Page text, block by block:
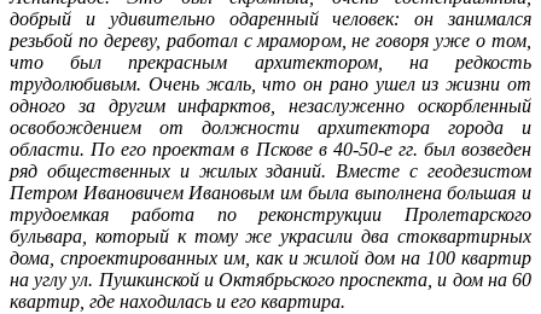
добрый и удивительно одаренный человек: он занимался
резьбой по дереву, работал с мрамором, не говоря уже о том,
что был прекрасным архитектором, на редкость
трудолюбивым. Очень жаль, что он рано ушел из жизни от
одного за другим инфарктов, незаслуженно оскорбленный
освобождением от должности архитектора города и
области. По его проектам в Пскове в 40-50-е гг. был возведен
ряд общественных и жилых зданий. Вместе с геодезистом
Петром Ивановичем Ивановым им была выполнена большая и
трудоемкая работа по реконструкции Пролетарского
бульвара, который к тому же украсили два стоквартирных
дома, спроектированных им, как и жилой дом на 100 квартир
на углу ул. Пушкинской и Октябрьского проспекта, и дом на 60
квартир, где находилась и его квартира.